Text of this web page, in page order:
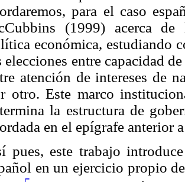
para el caso
(1999) acerca de
económica, estudiando
elecciones entre capacidad
atención de intereses de
otro. Este marco
la estructura de
en el epígrafe anterior
pues, este trabajo
en un ejercicio propio